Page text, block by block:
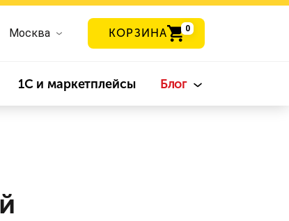
Москва КОРЗИНА 0
1С и маркетплейсы Блог